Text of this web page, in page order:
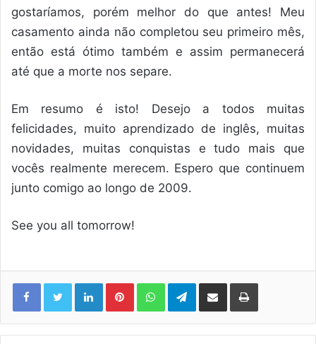
gostaríamos, porém melhor do que antes! Meu
casamento ainda não completou seu primeiro mês,
então está ótimo também e assim permanecerá
até que a morte nos separe.
Em resumo é isto! Desejo a todos muitas
felicidades, muito aprendizado de inglês, muitas
novidades, muitas conquistas e tudo mais que
vocês realmente merecem. Espero que continuem
junto comigo ao longo de 2009.
See you all tomorrow!
LinkedinPinterestWhatsAppTelegram
Compartilhar via e-mail Imprimir